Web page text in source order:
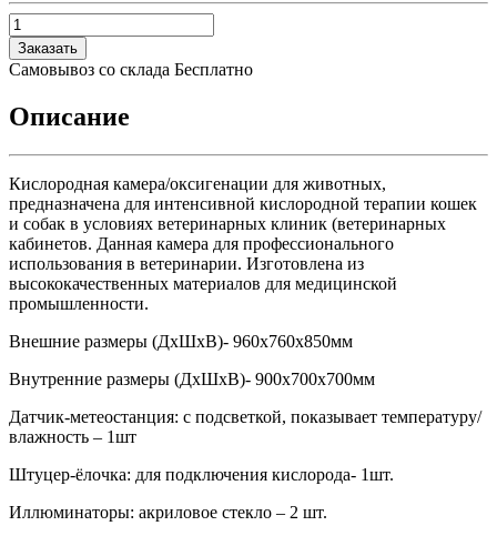
Заказать
Самовывоз со склада Бесплатно
Описание
Кислородная камера/оксигенации для животных,
предназначена для интенсивной кислородной терапии кошек
и собак в условиях ветеринарных клиник (ветеринарных
кабинетов. Данная камера для профессионального
использования в ветеринарии. Изготовлена из
высококачественных материалов для медицинской
промышленности.
Внешние размеры (ДхШхВ)- 960х760х850мм
Внутренние размеры (ДхШхВ)- 900х700х700мм
Датчик-метеостанция: с подсветкой, показывает температуру/
влажность – 1шт
Штуцер-ёлочка: для подключения кислорода- 1шт.
Иллюминаторы: акриловое стекло – 2 шт.